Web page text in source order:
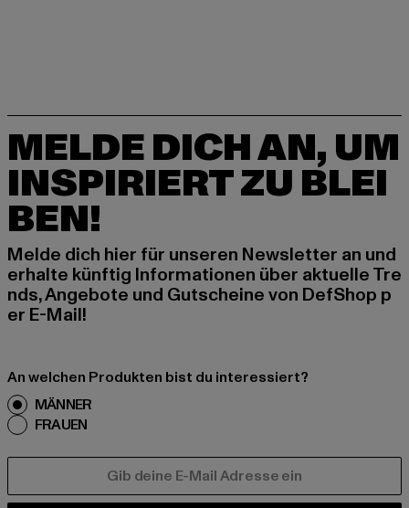
MELDE DICH AN, UM
INSPIRIERT ZU BLEI
BEN!
Melde dich hier für unseren Newsletter an und
erhalte künftig Informationen über aktuelle Tre
nds, Angebote und Gutscheine von DefShop p
er E-Mail!
An welchen Produkten bist du interessiert?
MÄNNER
FRAUEN